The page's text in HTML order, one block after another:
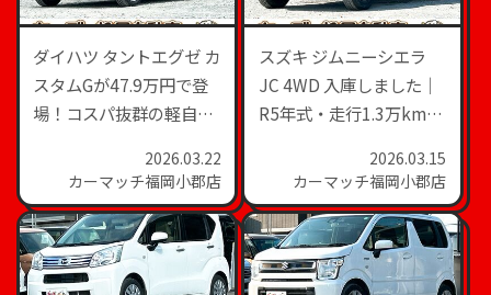
ダイハツ タントエグゼ カ
スタムGが47.9万円で登
場！コスパ抜群の軽自動
2026.03.22
カーマッチ福岡小郡店
スズキ ジムニーシエラ
JC 4WD 入庫しました｜
R5年式・走行1.3万km・
2026.03.15
カーマッチ福岡小郡店